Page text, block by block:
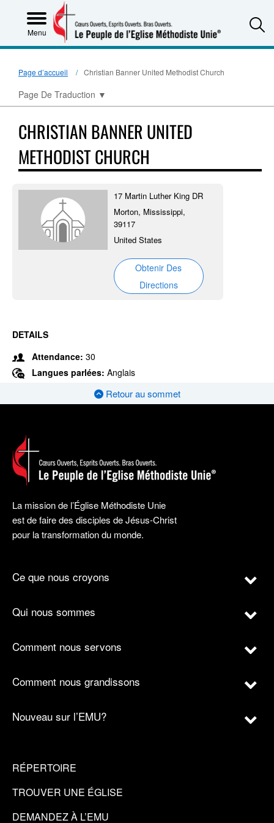
Menu
Page d’accueil Christian Banner United Methodist Church
Page De Traduction ▼
CHRISTIAN BANNER UNITED
METHODIST CHURCH
17 Martin Luther King DR
Morton, Mississippi,
39117
United States
Obtenir Des
Directions
DETAILS
Attendance: 30
Langues parlées: Anglais
Retour au sommet
La mission de l’Église Méthodiste Unie
est de faire des disciples de Jésus-Christ
pour la transformation du monde.
Ce que nous croyons
Qui nous sommes
Comment nous servons
Comment nous grandissons
Nouveau sur l’EMU?
RÉPERTOIRE
TROUVER UNE ÉGLISE
DEMANDEZ À L’EMU